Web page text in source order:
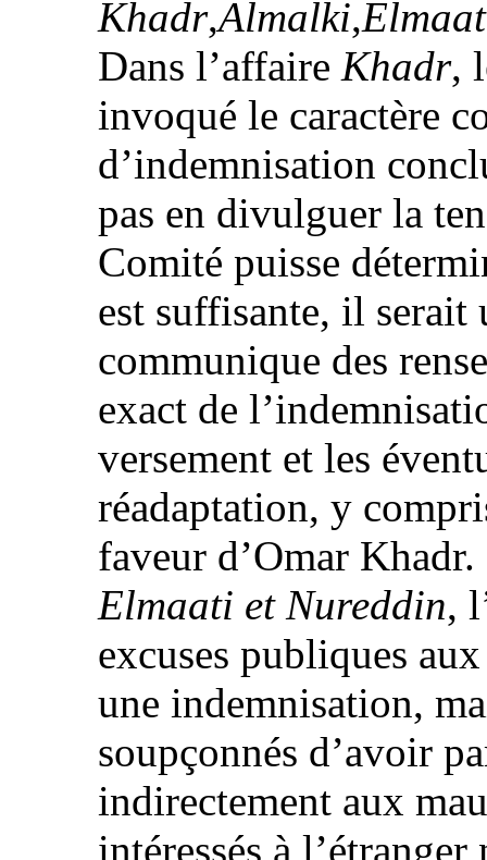
Khadr,Almalki,
Dans l’affaire Khadr,
invoqué le caractère
d’indemnisation
pas en divulguer la
Comité puisse
est suffisante, il
communique des
exact de
versement et les
réadaptation, y
faveur d’Omar
Elmaati et Nureddin,
excuses publiques
une indemnisation,
soupçonnés d’avoir
indirectement aux
intéressés à